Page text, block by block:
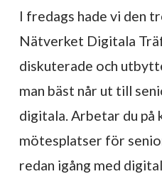
I fredags hade vi den
Nätverket Digitala
diskuterade och
man bäst når ut till
digitala. Arbetar du på
mötesplatser för
redan igång med